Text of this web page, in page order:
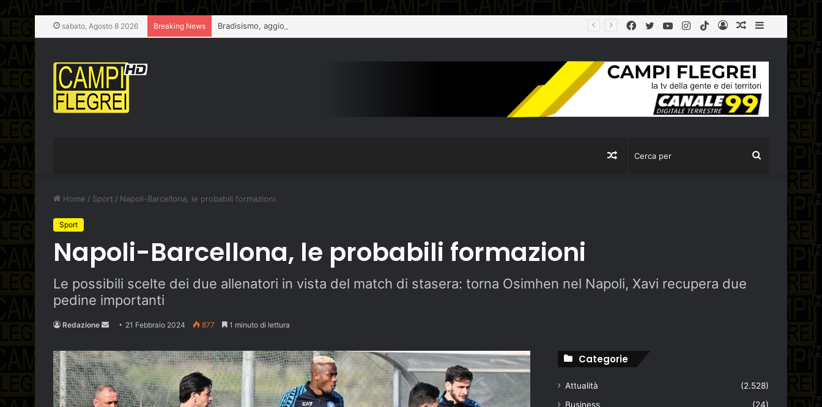
sabato, Agosto 8 2026 Breaking News Bradisismo, aggiornamento sull’assistenza alla popolazione Sidebar
Articolo
Log
TikTok
Instagram
YouTube
Twitter
Facebook
Cerca
Articolo
Home / Sport / Napoli-Barcellona, le probabili formazioni
Sport
Napoli-Barcellona, le probabili formazioni
Le possibili scelte dei due allenatori in vista del match di stasera: torna Osimhen nel Napoli, Xavi recupera due
pedine importanti
Redazione
Send
email
21 Febbraio 2024 877 1 minuto di lettura
Categorie
Attualità
(2.528)
Business
(24)